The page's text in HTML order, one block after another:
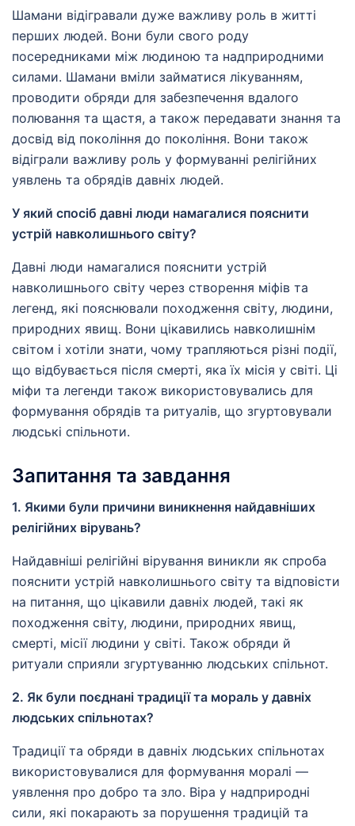
Шамани відігравали дуже важливу роль в житті
перших людей. Вони були свого роду
посередниками між людиною та надприродними
силами. Шамани вміли займатися лікуванням,
проводити обряди для забезпечення вдалого
полювання та щастя, а також передавати знання та
досвід від покоління до покоління. Вони також
відіграли важливу роль у формуванні релігійних
уявлень та обрядів давніх людей.
У який спосіб давні люди намагалися пояснити
устрій навколишнього світу?
Давні люди намагалися пояснити устрій
навколишнього світу через створення міфів та
легенд, які пояснювали походження світу, людини,
природних явищ. Вони цікавились навколишнім
світом і хотіли знати, чому трапляються різні події,
що відбувається після смерті, яка їх місія у світі. Ці
міфи та легенди також використовувались для
формування обрядів та ритуалів, що згуртовували
людські спільноти.
Запитання та завдання
1. Якими були причини виникнення найдавніших
релігійних вірувань?
Найдавніші релігійні вірування виникли як спроба
пояснити устрій навколишнього світу та відповісти
на питання, що цікавили давніх людей, такі як
походження світу, людини, природних явищ,
смерті, місії людини у світі. Також обряди й
ритуали сприяли згуртуванню людських спільнот.
2. Як були поєднані традиції та мораль у давніх
людських спільнотах?
Традиції та обряди в давніх людських спільнотах
використовувалися для формування моралі —
уявлення про добро та зло. Віра у надприродні
сили, які покарають за порушення традицій та